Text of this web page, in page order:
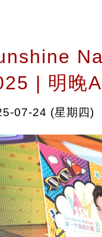
| 明晚
07-24 (星期四)